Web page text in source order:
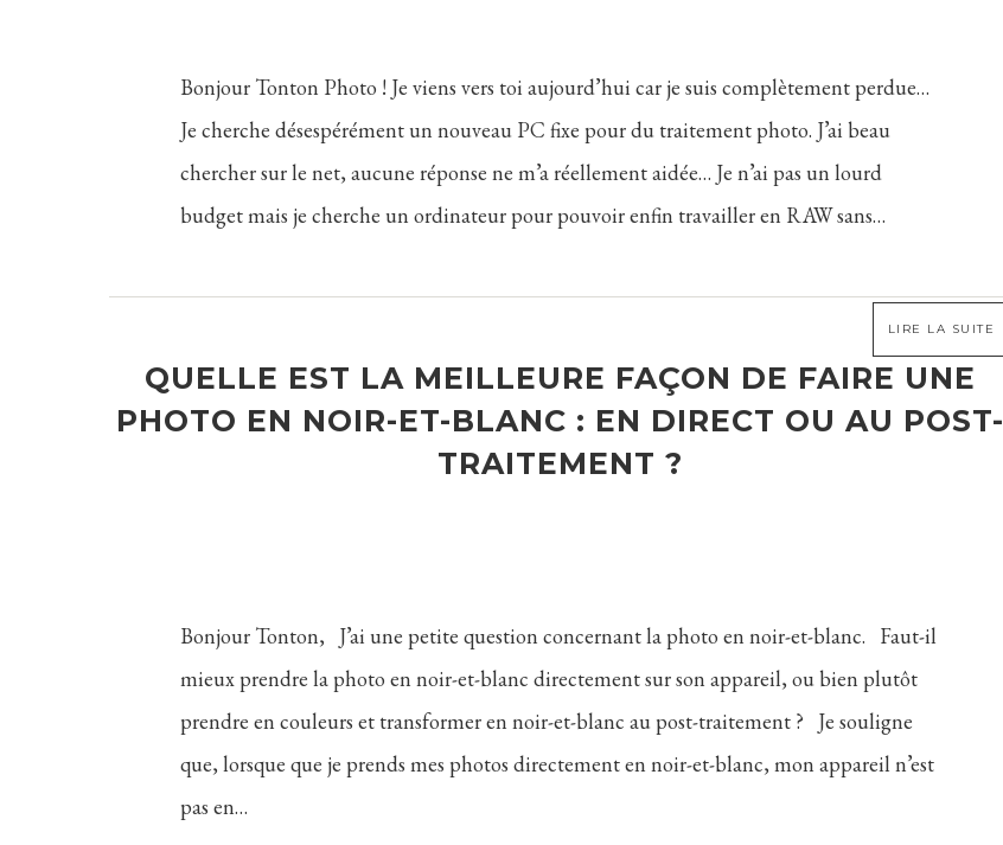
Bonjour Tonton Photo ! Je viens vers toi aujourd’hui car je suis complètement perdue…
Je cherche désespérément un nouveau PC fixe pour du traitement photo. J’ai beau
chercher sur le net, aucune réponse ne m’a réellement aidée… Je n’ai pas un lourd
budget mais je cherche un ordinateur pour pouvoir enfin travailler en RAW sans…
LIRE LA SUITE
QUELLE EST LA MEILLEURE FAÇON DE FAIRE UNE
PHOTO EN NOIR-ET-BLANC : EN DIRECT OU AU POST-
TRAITEMENT ?
Bonjour Tonton, J’ai une petite question concernant la photo en noir-et-blanc. Faut-il
mieux prendre la photo en noir-et-blanc directement sur son appareil, ou bien plutôt
prendre en couleurs et transformer en noir-et-blanc au post-traitement ? Je souligne
que, lorsque que je prends mes photos directement en noir-et-blanc, mon appareil n’est
pas en…